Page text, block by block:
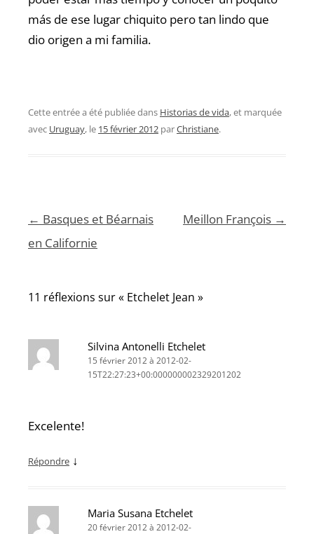
más de ese lugar chiquito pero tan lindo que
dio origen a mi familia.
Cette entrée a été publiée dans Historias de vida, et marquée
avec Uruguay, le 15 février 2012 parChristiane.
Navigation
des
← Basques et Béarnais
en Californie
Meillon François →
11 réflexions sur « Etchelet Jean »
Silvina Antonelli Etchelet
15 février 2012 à 2012-02-
15T22:27:23+00:000000002329201202
Excelente!
Répondre ↓
Maria Susana Etchelet
20 février 2012 à 2012-02-